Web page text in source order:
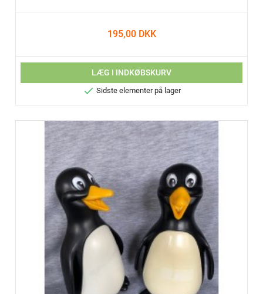
195,00 DKK
LÆG I INDKØBSKURV
 Sidste elementer på lager